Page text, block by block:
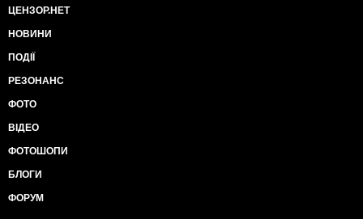
ЦЕНЗОР.НЕТ
НОВИНИ
ПОДІЇ
РЕЗОНАНС
ФОТО
ВІДЕО
ФОТОШОПИ
БЛОГИ
ФОРУМ